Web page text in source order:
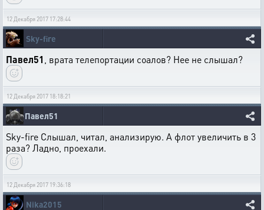
12 Декабря 2017 17:28:44
Sky-fire
Павел51 , врата телепортации соалов? Нее не слышал?
12 Декабря 2017 18:18:21
Павел51
Sky-fire Слышал, читал, анализирую. А флот увеличить в 3
раза? Ладно, проехали.
12 Декабря 2017 19:36:18
Nika2015